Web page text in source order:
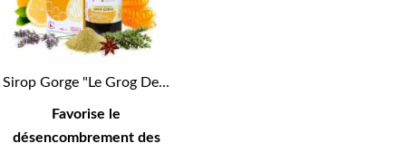
Sirop Gorge "Le Grog De...
Favorise le
désencombrement des